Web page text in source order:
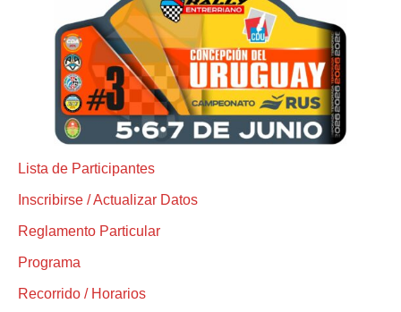
Lista de Participantes
Inscribirse / Actualizar Datos
Reglamento Particular
Programa
Recorrido / Horarios